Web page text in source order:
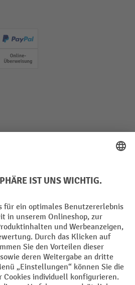
(Visa)
PayPal
Online-Überweisung
Datenschutz